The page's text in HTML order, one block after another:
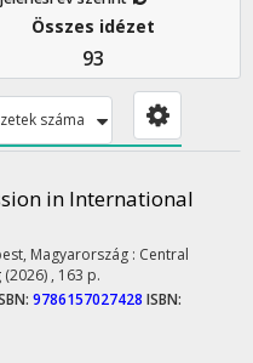
Összes idézet
93
száma
in International
Magyarország : Central
(2026) , 163 p.
9786157027428 ISBN: